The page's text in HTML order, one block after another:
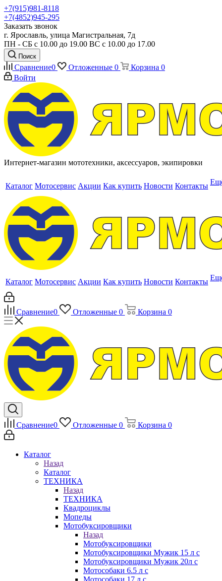
+7(915)981-8118
+7(4852)945-295
Заказать звонок
г. Ярославль, улица Магистральная, 7д
ПН - СБ с 10.00 до 19.00 ВС с 10.00 до 17.00
Поиск
Сравнение0 Отложенные 0 Корзина 0
Войти
Интернет-магазин мототехники, аксессуаров, экипировки
Каталог Мотосервис Акции Как купить Новости Контакты
Каталог Мотосервис Акции Как купить Новости Контакты
Сравнение0 Отложенные 0 Корзина 0
Сравнение0 Отложенные 0 Корзина 0
Каталог
Назад
Каталог
ТЕХНИКА
Назад
ТЕХНИКА
Квадроциклы
Мопеды
Мотобуксировщики
Назад
Мотобуксировщики
Мотобуксировщики Мужик 15 л с
Мотобуксировщики Мужик 20л с
Мотособаки 6.5 л с
Мотособаки 17 л с